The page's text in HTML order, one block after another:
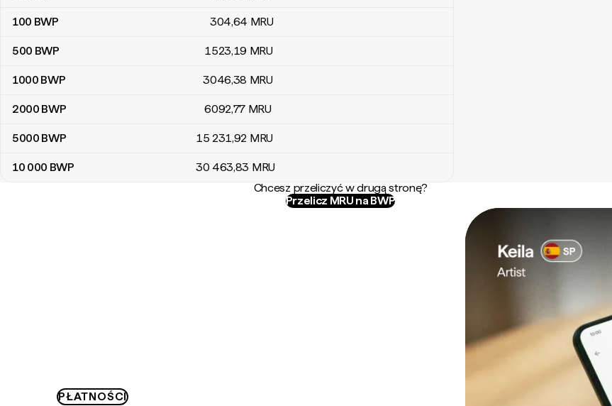
100 BWP 304,64 MRU
500 BWP 1523,19 MRU
1000 BWP 3046,38 MRU
2000 BWP 6092,77 MRU
5000 BWP 15 231,92 MRU
10 000 BWP 30 463,83 MRU
Chcesz przeliczyć w drugą stronę?
Przelicz MRU na BWP
PŁATNOŚCI